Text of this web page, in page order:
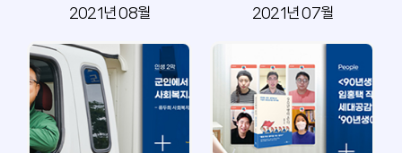
2021년 08월
2021년 07월